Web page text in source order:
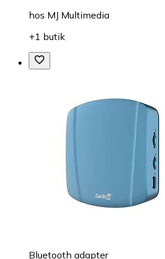
hos MJ Multimedia
+1 butik
Bluetooth adapter